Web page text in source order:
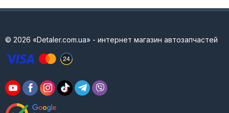
© 2026 «Detaler.com.ua» - интернет магазин автозапчастей